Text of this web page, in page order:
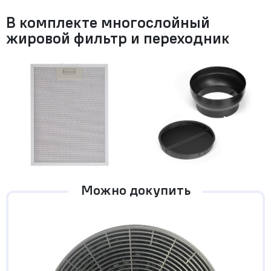
В комплекте многослойный
жировой фильтр и переходник
Можно докупить